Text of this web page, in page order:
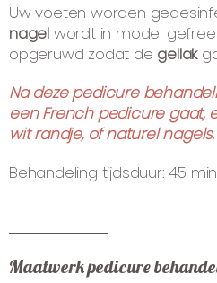
Uw voeten worden
nagel wordt in model
opgeruwd zodat de gellak
Na deze pedicure
een French pedicure gaat,
wit randje, of naturel nagels.
Behandeling tijdsduur: 45
Maatwerk pedicure